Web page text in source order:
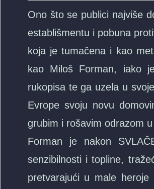
Ono što se publici najviše
establišmentu i pobuna
koja je tumačena i kao
kao Miloš Forman, iako
rukopisa te ga uzela u
Evrope svoju novu
grubim i rošavim odrazom
Forman je nakon
senzibilnosti i topline,
pretvarajući u male